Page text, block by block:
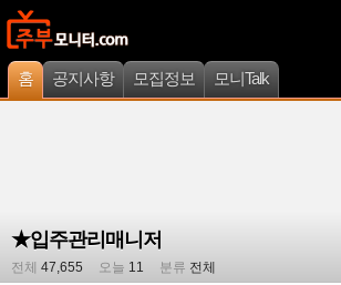
홈 공지사항 모집정보 모니Talk
★입주관리매니저
전체 47,655 오늘 11 분류 전체